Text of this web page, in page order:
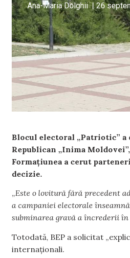
Ana-Maria Dolghii | 26
Blocul electoral „Patriotic”
Republican „Inima
Formațiunea a cerut
decizie.
„Este o lovitură fără precedent
a campaniei electorale
subminarea gravă a încrederii
Totodată, BEP a solicitat
internaționali.